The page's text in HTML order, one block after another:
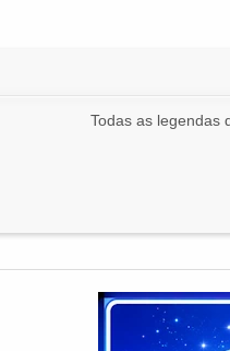
Todas as legendas